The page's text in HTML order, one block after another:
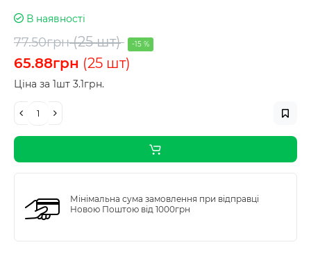
В наявності
77.50грн(25 шт) -15 %
65.88грн (25 шт)
Ціна за 1шт 3.1грн.
Мінімальна сума замовлення при відправці
Новою Поштою від 1000грн